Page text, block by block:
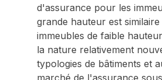
d'assurance pour les
grande hauteur est similaire
immeubles de faible
la nature relativement
typologies de bâtiments et
marché de l'assurance